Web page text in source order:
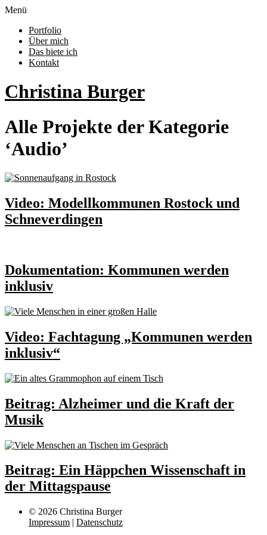
Menü
Portfolio
Über mich
Das biete ich
Kontakt
Christina Burger
Alle Projekte der Kategorie
‘Audio’
Video: Modellkommunen Rostock und
Schneverdingen
Dokumentation: Kommunen werden
inklusiv
Video: Fachtagung „Kommunen werden
inklusiv“
Beitrag: Alzheimer und die Kraft der
Musik
Beitrag: Ein Häppchen Wissenschaft in
der Mittagspause
© 2026 Christina Burger
Impressum | Datenschutz